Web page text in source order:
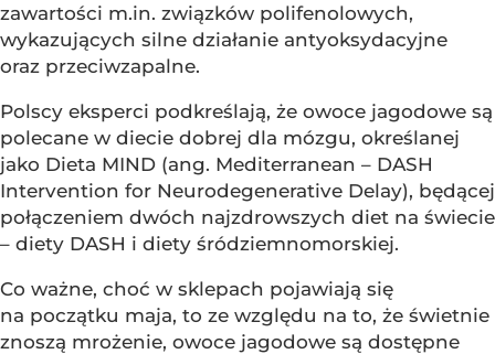
zawartości m.in. związków polifenolowych,
wykazujących silne działanie antyoksydacyjne
oraz przeciwzapalne.
Polscy eksperci podkreślają, że owoce jagodowe są
polecane w diecie dobrej dla mózgu, określanej
jako Dieta MIND (ang. Mediterranean – DASH
Intervention for Neurodegenerative Delay), będącej
połączeniem dwóch najzdrowszych diet na świecie
– diety DASH i diety śródziemnomorskiej.
Co ważne, choć w sklepach pojawiają się
na początku maja, to ze względu na to, że świetnie
znoszą mrożenie, owoce jagodowe są dostępne